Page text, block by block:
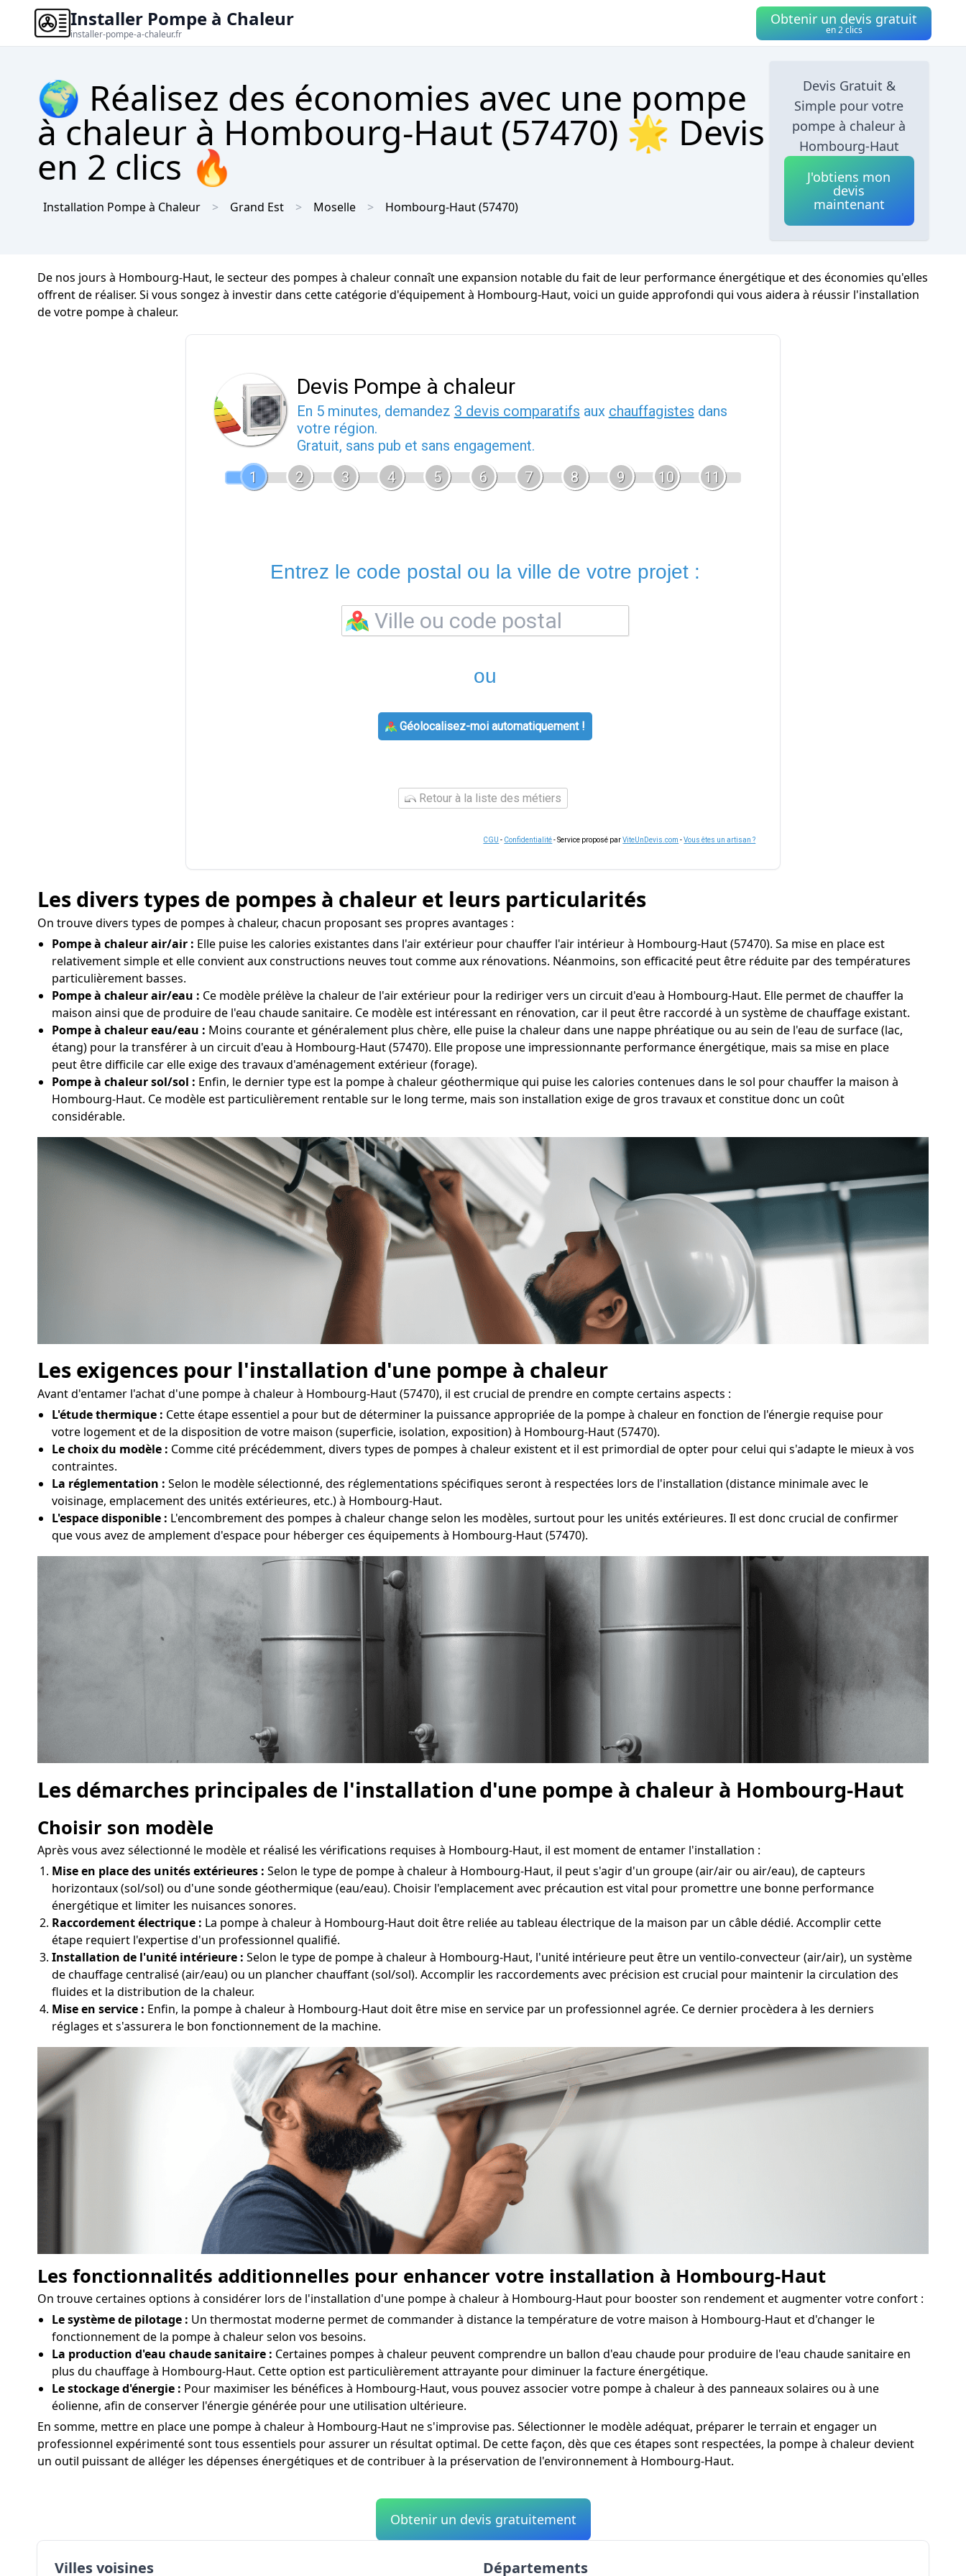
Installer Pompe à Chaleur
installer-pompe-a-chaleur.fr
Obtenir un devis gratuit
en 2 clics
🌍 Réalisez des économies avec une pompe
à chaleur à Hombourg-Haut (57470) 🌟 Devis
en 2 clics 🔥
Installation Pompe à Chaleur Grand Est Moselle Hombourg-Haut(57470)
Devis Gratuit &
Simple pour votre
pompe à chaleur à
Hombourg-Haut
J'obtiens mon
devis
maintenant
De nos jours à Hombourg-Haut, le secteur des pompes à chaleur connaît une expansion notable du fait de leur performance énergétique et des économies qu'elles
offrent de réaliser. Si vous songez à investir dans cette catégorie d'équipement à Hombourg-Haut, voici un guide approfondi qui vous aidera à réussir l'installation
de votre pompe à chaleur.
Devis Pompe à chaleur
En 5 minutes, demandez 3 devis comparatifs aux chauffagistes dans
votre région.
Gratuit, sans pub et sans engagement.
1
2 3 4 5 6 7 8 9 10 11
Entrez le code postal ou la ville de votre projet :
ou
Géolocalisez-moi automatiquement !
Retour à la liste des métiers
CGU - Confidentialité- Service proposé parViteUnDevis.com -Vous êtes un artisan ?
Les divers types de pompes à chaleur et leurs particularités
On trouve divers types de pompes à chaleur, chacun proposant ses propres avantages :
Pompe à chaleur air/air : Elle puise les calories existantes dans l'air extérieur pour chauffer l'air intérieur à Hombourg-Haut (57470). Sa mise en place est
relativement simple et elle convient aux constructions neuves tout comme aux rénovations. Néanmoins, son efficacité peut être réduite par des températures
particulièrement basses.
Pompe à chaleur air/eau : Ce modèle prélève la chaleur de l'air extérieur pour la rediriger vers un circuit d'eau à Hombourg-Haut. Elle permet de chauffer la
maison ainsi que de produire de l'eau chaude sanitaire. Ce modèle est intéressant en rénovation, car il peut être raccordé à un système de chauffage existant.
Pompe à chaleur eau/eau : Moins courante et généralement plus chère, elle puise la chaleur dans une nappe phréatique ou au sein de l'eau de surface (lac,
étang) pour la transférer à un circuit d'eau à Hombourg-Haut (57470). Elle propose une impressionnante performance énergétique, mais sa mise en place
peut être difficile car elle exige des travaux d'aménagement extérieur (forage).
Pompe à chaleur sol/sol : Enfin, le dernier type est la pompe à chaleur géothermique qui puise les calories contenues dans le sol pour chauffer la maison à
Hombourg-Haut. Ce modèle est particulièrement rentable sur le long terme, mais son installation exige de gros travaux et constitue donc un coût
considérable.
Les exigences pour l'installation d'une pompe à chaleur
Avant d'entamer l'achat d'une pompe à chaleur à Hombourg-Haut (57470), il est crucial de prendre en compte certains aspects :
L'étude thermique : Cette étape essentiel a pour but de déterminer la puissance appropriée de la pompe à chaleur en fonction de l'énergie requise pour
votre logement et de la disposition de votre maison (superficie, isolation, exposition) à Hombourg-Haut (57470).
Le choix du modèle : Comme cité précédemment, divers types de pompes à chaleur existent et il est primordial de opter pour celui qui s'adapte le mieux à vos
contraintes.
La réglementation : Selon le modèle sélectionné, des réglementations spécifiques seront à respectées lors de l'installation (distance minimale avec le
voisinage, emplacement des unités extérieures, etc.) à Hombourg-Haut.
L'espace disponible : L'encombrement des pompes à chaleur change selon les modèles, surtout pour les unités extérieures. Il est donc crucial de confirmer
que vous avez de amplement d'espace pour héberger ces équipements à Hombourg-Haut (57470).
Les démarches principales de l'installation d'une pompe à chaleur à Hombourg-Haut
Choisir son modèle
Après vous avez sélectionné le modèle et réalisé les vérifications requises à Hombourg-Haut, il est moment de entamer l'installation :
Mise en place des unités extérieures : Selon le type de pompe à chaleur à Hombourg-Haut, il peut s'agir d'un groupe (air/air ou air/eau), de capteurs
horizontaux (sol/sol) ou d'une sonde géothermique (eau/eau). Choisir l'emplacement avec précaution est vital pour promettre une bonne performance
énergétique et limiter les nuisances sonores.
Raccordement électrique : La pompe à chaleur à Hombourg-Haut doit être reliée au tableau électrique de la maison par un câble dédié. Accomplir cette
étape requiert l'expertise d'un professionnel qualifié.
Installation de l'unité intérieure : Selon le type de pompe à chaleur à Hombourg-Haut, l'unité intérieure peut être un ventilo-convecteur (air/air), un système
de chauffage centralisé (air/eau) ou un plancher chauffant (sol/sol). Accomplir les raccordements avec précision est crucial pour maintenir la circulation des
fluides et la distribution de la chaleur.
Mise en service : Enfin, la pompe à chaleur à Hombourg-Haut doit être mise en service par un professionnel agrée. Ce dernier procèdera à les derniers
réglages et s'assurera le bon fonctionnement de la machine.
Les fonctionnalités additionnelles pour enhancer votre installation à Hombourg-Haut
On trouve certaines options à considérer lors de l'installation d'une pompe à chaleur à Hombourg-Haut pour booster son rendement et augmenter votre confort :
Le système de pilotage : Un thermostat moderne permet de commander à distance la température de votre maison à Hombourg-Haut et d'changer le
fonctionnement de la pompe à chaleur selon vos besoins.
La production d'eau chaude sanitaire : Certaines pompes à chaleur peuvent comprendre un ballon d'eau chaude pour produire de l'eau chaude sanitaire en
plus du chauffage à Hombourg-Haut. Cette option est particulièrement attrayante pour diminuer la facture énergétique.
Le stockage d'énergie : Pour maximiser les bénéfices à Hombourg-Haut, vous pouvez associer votre pompe à chaleur à des panneaux solaires ou à une
éolienne, afin de conserver l'énergie générée pour une utilisation ultérieure.
En somme, mettre en place une pompe à chaleur à Hombourg-Haut ne s'improvise pas. Sélectionner le modèle adéquat, préparer le terrain et engager un
professionnel expérimenté sont tous essentiels pour assurer un résultat optimal. De cette façon, dès que ces étapes sont respectées, la pompe à chaleur devient
un outil puissant de alléger les dépenses énergétiques et de contribuer à la préservation de l'environnement à Hombourg-Haut.
Obtenir un devis gratuitement
Villes voisines Départements